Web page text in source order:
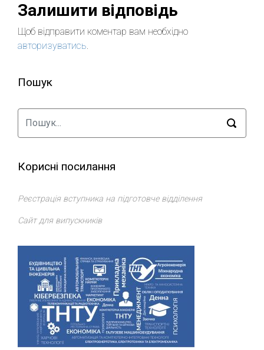
Залишити відповідь
Щоб відправити коментар вам необхідно
авторизуватись.
Пошук
Корисні посилання
Реєстрація вступника на підготовче відділення
Сайт для випускників